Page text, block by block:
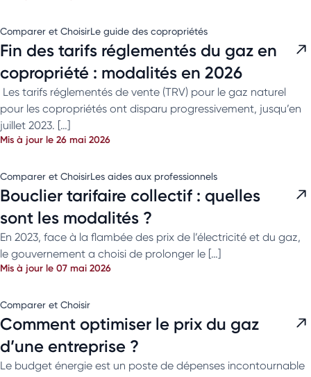
Comparer et ChoisirLe guide des copropriétés
Fin des tarifs réglementés du gaz en
copropriété : modalités en 2026
​ Les tarifs réglementés de vente (TRV) pour le gaz naturel
pour les copropriétés ont disparu progressivement, jusqu’en
juillet 2023. […]
Mis à jour le 26 mai 2026
Comparer et ChoisirLes aides aux professionnels
Bouclier tarifaire collectif : quelles
sont les modalités ?
En 2023, face à la flambée des prix de l’électricité et du gaz,
le gouvernement a choisi de prolonger le […]
Mis à jour le 07 mai 2026
Comparer et Choisir
Comment optimiser le prix du gaz
d’une entreprise ?
Le budget énergie est un poste de dépenses incontournable